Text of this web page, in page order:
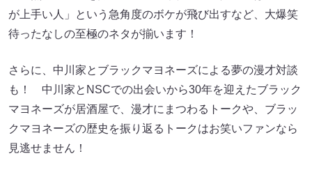
が上手い人」という急角度のボケが飛び出すなど、大爆笑
待ったなしの至極のネタが揃います！
さらに、中川家とブラックマヨネーズによる夢の漫才対談
も！ 中川家とNSCでの出会いから30年を迎えたブラック
マヨネーズが居酒屋で、漫才にまつわるトークや、ブラッ
クマヨネーズの歴史を振り返るトークはお笑いファンなら
見逃せません！